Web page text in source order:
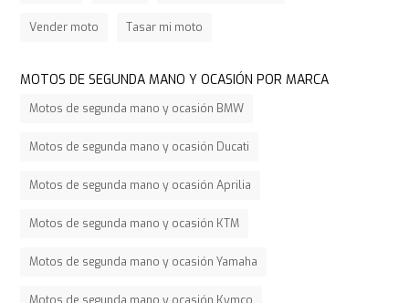
Vender moto Tasar mi moto
MOTOS DE SEGUNDA MANO Y OCASIÓN POR MARCA
Motos de segunda mano y ocasión BMW
Motos de segunda mano y ocasión Ducati
Motos de segunda mano y ocasión Aprilia
Motos de segunda mano y ocasión KTM
Motos de segunda mano y ocasión Yamaha